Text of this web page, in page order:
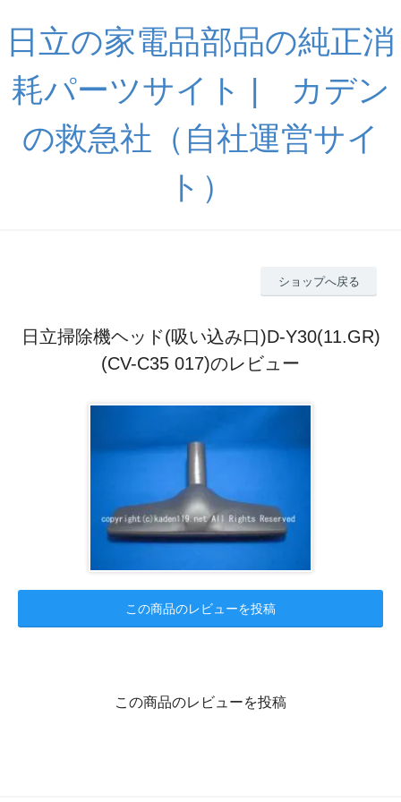
日立の家電品部品の純正消
耗パーツサイト | カデン
の救急社（自社運営サイ
ト）
ショップへ戻る
日立掃除機ヘッド(吸い込み口)D-Y30(11.GR)
(CV-C35 017)のレビュー
この商品のレビューを投稿
この商品のレビューを投稿